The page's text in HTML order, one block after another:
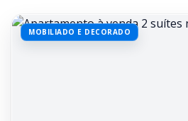
MOBILIADO E DECORADO